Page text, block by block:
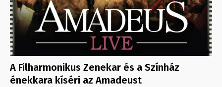
A Filharmonikus Zenekar és a Színház
énekkara kíséri az Amadeust